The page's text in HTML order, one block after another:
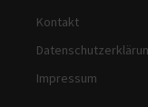
Kontakt
Impressum